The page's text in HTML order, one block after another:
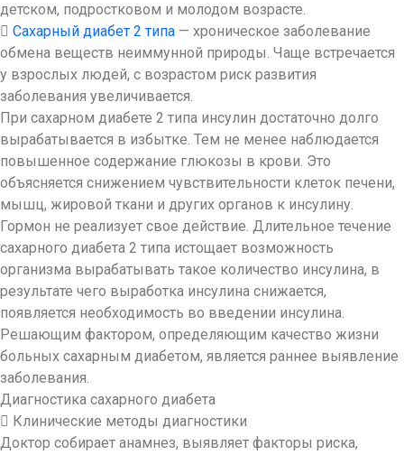
детском, подростковом и молодом возрасте.
 Сахарный диабет 2 типа — хроническое заболевание
обмена веществ неиммунной природы. Чаще встречается
у взрослых людей, с возрастом риск развития
заболевания увеличивается.
При сахарном диабете 2 типа инсулин достаточно долго
вырабатывается в избытке. Тем не менее наблюдается
повышенное содержание глюкозы в крови. Это
объясняется снижением чувствительности клеток печени,
мышц, жировой ткани и других органов к инсулину.
Гормон не реализует свое действие. Длительное течение
сахарного диабета 2 типа истощает возможность
организма вырабатывать такое количество инсулина, в
результате чего выработка инсулина снижается,
появляется необходимость во введении инсулина.
Решающим фактором, определяющим качество жизни
больных сахарным диабетом, является раннее выявление
заболевания.
Диагностика сахарного диабета
 Клинические методы диагностики
Доктор собирает анамнез, выявляет факторы риска,